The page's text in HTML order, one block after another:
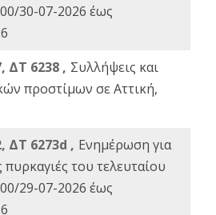
30-07-2026 έως
ΔΤ 6238 , Συλλήψεις και
προστίμων σε Αττική,
ΔΤ 6273d , Ενημέρωση για
πυρκαγιές του τελευταίου
29-07-2026 έως